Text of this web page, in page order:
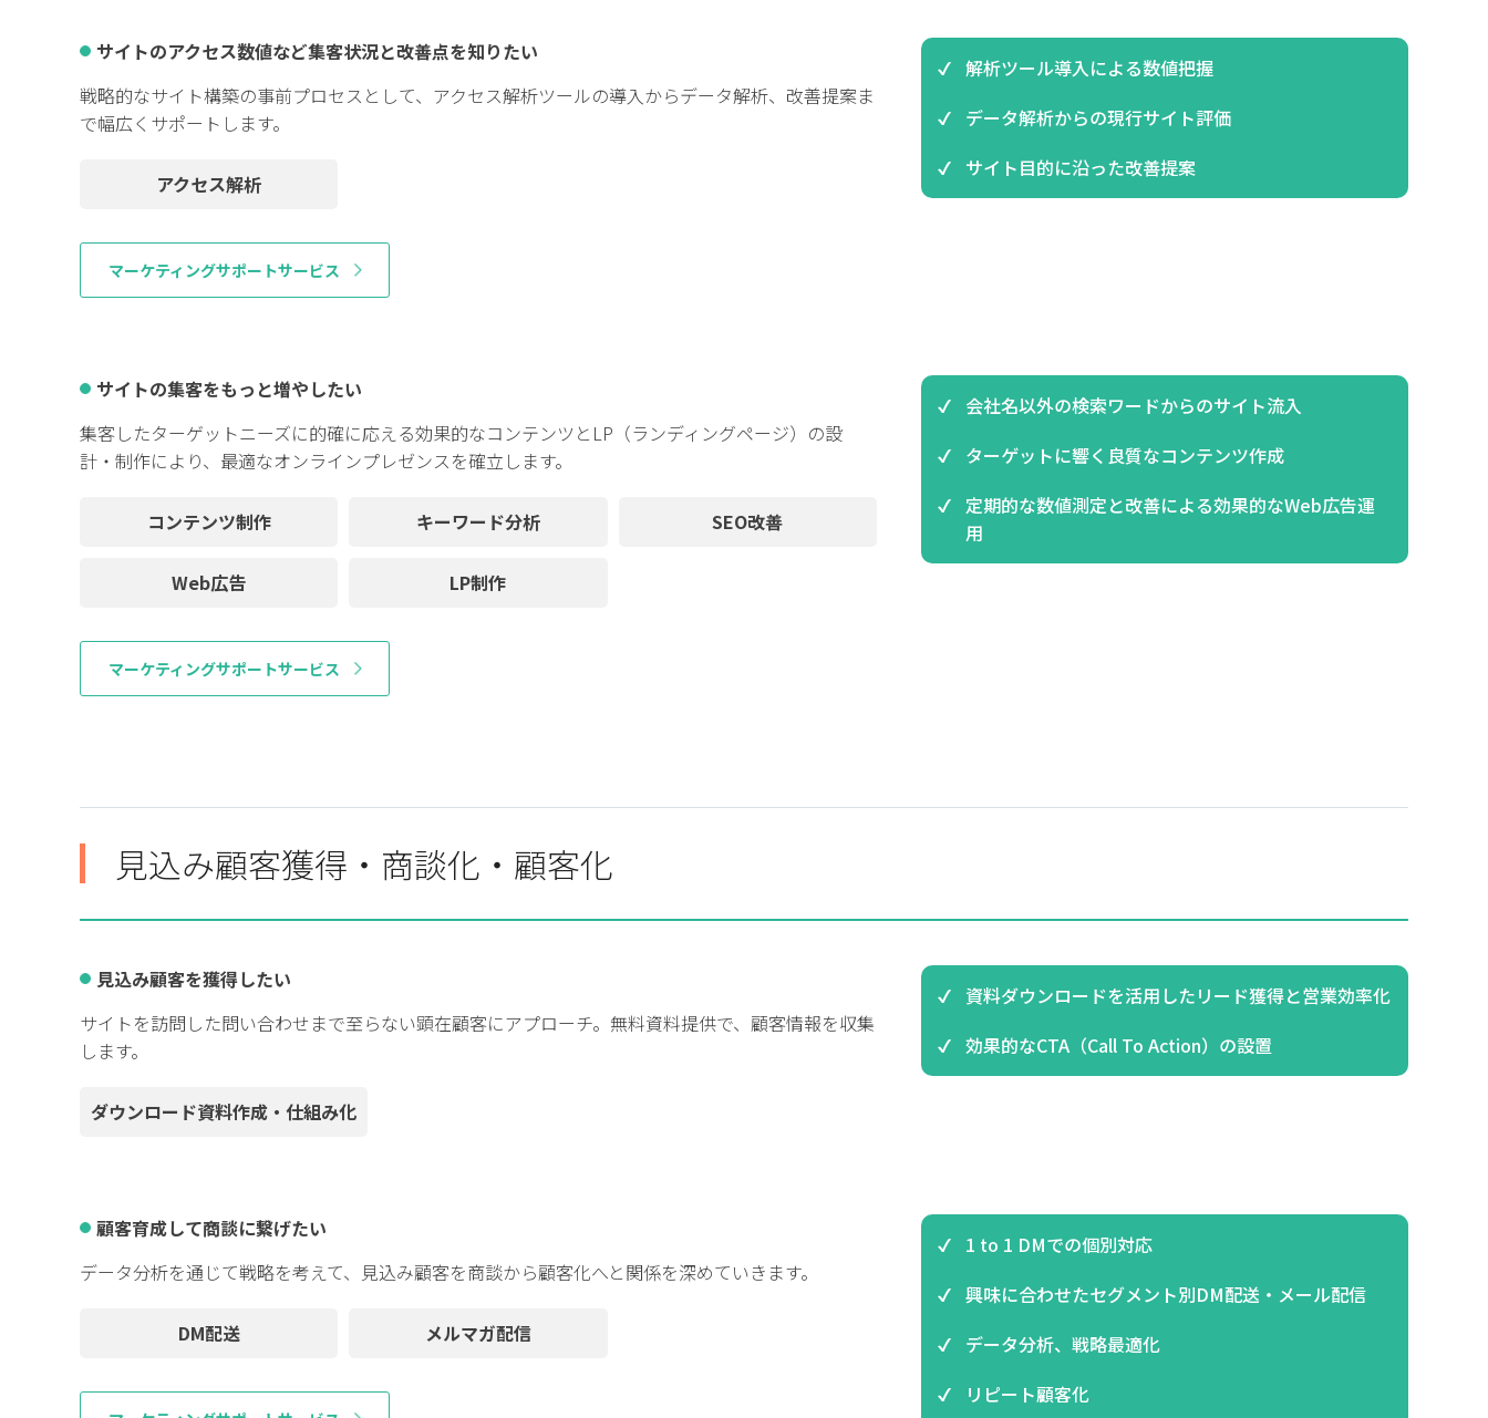
サイトのアクセス数値など集客状況と改善点を知りたい
戦略的なサイト構築の事前プロセスとして、アクセス解析ツールの導入からデータ解析、改善提案ま
で幅広くサポートします。
解析ツール導入による数値把握
データ解析からの現行サイト評価
サイト目的に沿った改善提案
アクセス解析
マーケティングサポートサービス
サイトの集客をもっと増やしたい
集客したターゲットニーズに的確に応える効果的なコンテンツとLP（ランディングページ）の設
計・制作により、最適なオンラインプレゼンスを確立します。
会社名以外の検索ワードからのサイト流入
ターゲットに響く良質なコンテンツ作成
定期的な数値測定と改善による効果的なWeb広告運
用
コンテンツ制作 キーワード分析 SEO改善
Web広告 LP制作
マーケティングサポートサービス
見込み顧客獲得・商談化・顧客化
見込み顧客を獲得したい
サイトを訪問した問い合わせまで至らない顕在顧客にアプローチ。無料資料提供で、顧客情報を収集
します。
資料ダウンロードを活用したリード獲得と営業効率化
効果的なCTA（Call To Action）の設置
ダウンロード資料作成・仕組み化
顧客育成して商談に繋げたい
データ分析を通じて戦略を考えて、見込み顧客を商談から顧客化へと関係を深めていきます。
1 to 1 DMでの個別対応
興味に合わせたセグメント別DM配送・メール配信
データ分析、戦略最適化
リピート顧客化
DM配送 メルマガ配信